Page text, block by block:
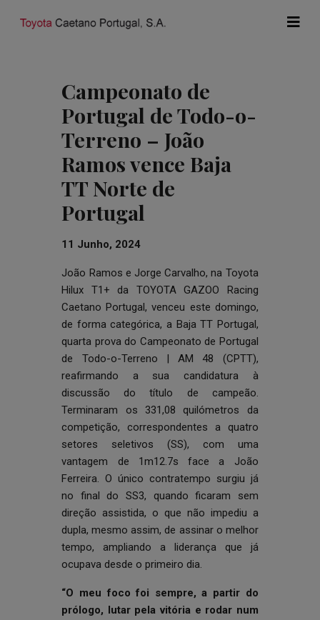
Campeonato de
Portugal de Todo-o-
Terreno – João
Ramos vence Baja
TT Norte de
Portugal
11 Junho, 2024
João Ramos e Jorge Carvalho, na Toyota
Hilux T1+ da TOYOTA GAZOO Racing
Caetano Portugal, venceu este domingo,
de forma categórica, a Baja TT Portugal,
quarta prova do Campeonato de Portugal
de Todo-o-Terreno | AM 48 (CPTT),
reafirmando a sua candidatura à
discussão do título de campeão.
Terminaram os 331,08 quilómetros da
competição, correspondentes a quatro
setores seletivos (SS), com uma
vantagem de 1m12.7s face a João
Ferreira. O único contratempo surgiu já
no final do SS3, quando ficaram sem
direção assistida, o que não impediu a
dupla, mesmo assim, de assinar o melhor
tempo, ampliando a liderança que já
ocupava desde o primeiro dia.
“O meu foco foi sempre, a partir do
prólogo, lutar pela vitória e rodar num